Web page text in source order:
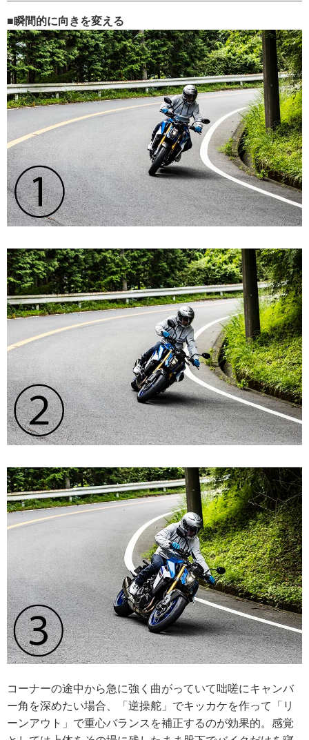
■瞬間的に向きを変える
コーナーの途中から急に強く曲がっていて咄嗟にキャンバ
ー角を深めたい場合、「逆操舵」でキッカケを作って「リ
ーンアウト」で重心バランスを補正するのが効果的。感覚